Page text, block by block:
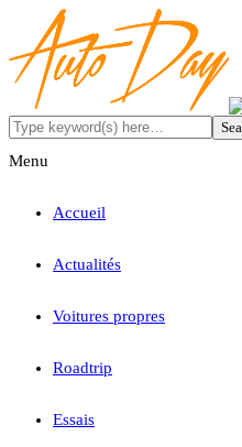
Menu
Accueil
Actualités
Voitures propres
Roadtrip
Essais